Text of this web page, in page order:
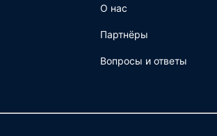
О нас
Партнёры
Вопросы и ответы